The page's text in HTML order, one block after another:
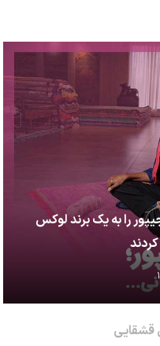
را به یک برند لوکس
قشقایی